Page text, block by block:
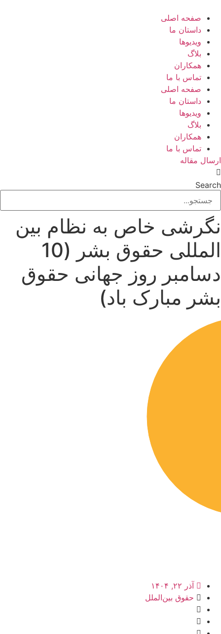
محتوا
صفحه اصلی
داستان ما
ویدیوها
بلاگ
همکاران
تماس با ما
صفحه اصلی
داستان ما
ویدیوها
بلاگ
همکاران
تماس با ما
ارسال مقاله
Search
نگرشی خاص به نظام بین
المللی حقوق بشر (10
دسامبر روز جهانی حقوق
بشر مبارک باد)
آذر ۲۲, ۱۴۰۴
حقوق بین‌الملل